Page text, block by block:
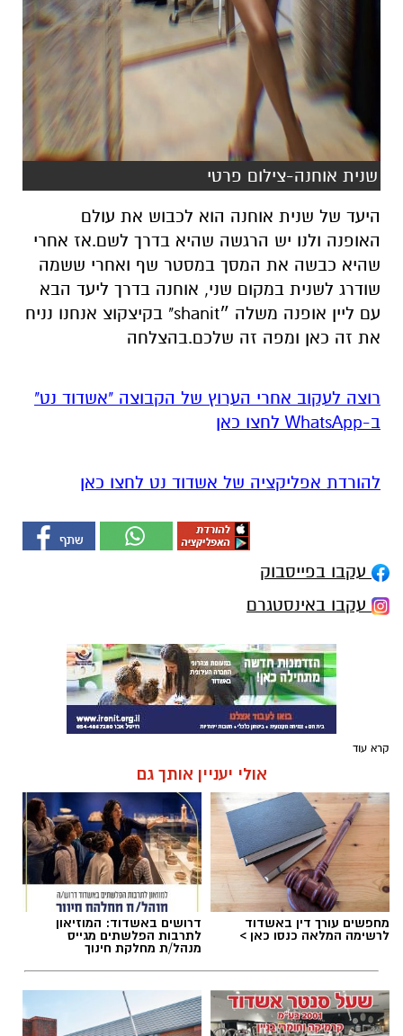
שנית אוחנה-צילום פרטי
היעד של שנית אוחנה הוא לכבוש את עולם
האופנה ולנו יש הרגשה שהיא בדרך לשם.אז אחרי
שהיא כבשה את המסך במסטר שף ואחרי ששמה
שודרג לשנית במקום שני, אוחנה בדרך ליעד הבא
עם ליין אופנה משלה ״shanit" בקיצקוצ אנחנו נניח
את זה כאן ומפה זה שלכם.בהצלחה
רוצה לעקוב אחרי הערוץ של הקבוצה "אשדוד נט"
ב-WhatsApp לחצו כאן
להורדת אפליקציה של אשדוד נט לחצו כאן
עקבו בפייסבוק
עקבו באינסטגרם
קרא עוד
אולי יעניין אותך גם
מחפשים עורך דין באשדוד
לרשימה המלאה כנסו כאן >
דרושים באשדוד: המוזיאון
לתרבות הפלשתים מגייס
מנהל/ת מחלקת חינוך